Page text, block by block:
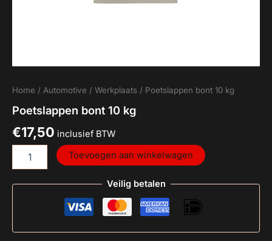
Home / Automotive / Werkplaats / Poetslappen bont 10 kg
Poetslappen bont 10 kg
€17,50 inclusief BTW
Toevoegen aan winkelwagen
Veilig betalen